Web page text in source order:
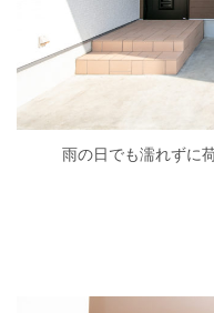
雨の日でも濡れずに